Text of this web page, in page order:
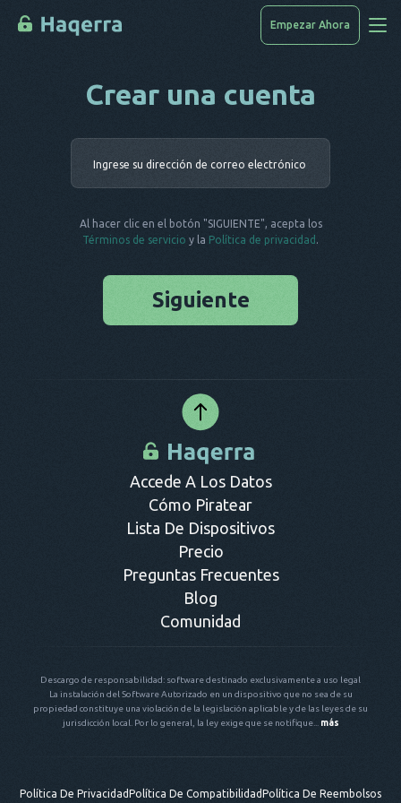
Accede A Los Datos
Lista De Dispositivos
Empezar Ahora
Crear una cuenta
Al hacer clic en el botón "SIGUIENTE", acepta los
Términos de servicio y la Política de privacidad .
Siguiente
Accede A Los Datos
Cómo Piratear
Lista De Dispositivos
Precio
Preguntas Frecuentes
Blog
Comunidad
Descargo de responsabilidad: software destinado exclusivamente a uso legal
La instalación del Software Autorizado en un dispositivo que no sea de su
propiedad constituye una violación de la legislación aplicable y de las leyes de su
jurisdicción local. Por lo general, la ley exige que se notifique...
más
Política De PrivacidadPolítica De CompatibilidadPolítica De Reembolsos